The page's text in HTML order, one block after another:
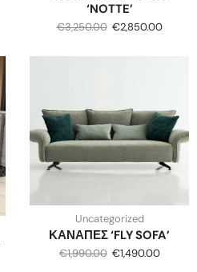
‘NOTTE’
€3,250.00 €2,850.00
Uncategorized
ΚΑΝΑΠΕΣ ‘FLY SOFA’
€1,990.00 €1,490.00